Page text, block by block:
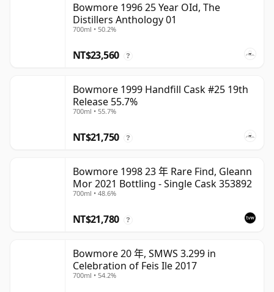
Bowmore 1996 25 Year OId, The
Distillers Anthology 01
700ml • 50.2%
NT$23,560 ?
Bowmore 1999 Handfill Cask #25 19th
Release 55.7%
700ml • 55.7%
NT$21,750 ?
Bowmore 1998 23 年 Rare Find, Gleann
Mor 2021 Bottling - Single Cask 353892
700ml • 48.6%
NT$21,780 ?
Bowmore 20 年, SMWS 3.299 in
Celebration of Feis Ile 2017
700ml • 54.2%